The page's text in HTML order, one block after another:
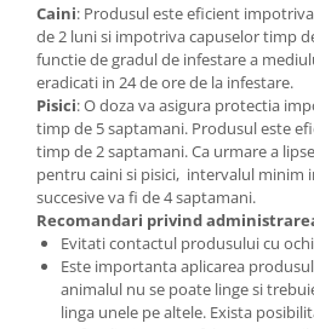
Caini: Produsul este eficient
de 2 luni si impotriva capuselor timp
functie de gradul de infestare a
eradicati in 24 de ore de la infestare.
Pisici: O doza va asigura protectia
timp de 5 saptamani. Produsul este
timp de 2 saptamani. Ca urmare a
pentru caini si pisici, intervalul minim
succesive va fi de 4 saptamani.
Recomandari privind
Evitati contactul produsului cu
Este importanta aplicarea
animalul nu se poate linge si
linga unele pe altele. Exista